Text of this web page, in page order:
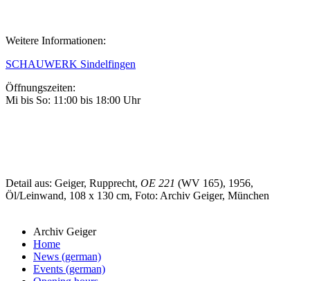
Weitere Informationen:
SCHAUWERK Sindelfingen
Öffnungszeiten:
Mi bis So: 11:00 bis 18:00 Uhr
Detail aus: Geiger, Rupprecht, OE 221 (WV 165), 1956,
Öl/Leinwand, 108 x 130 cm, Foto: Archiv Geiger, München
Archiv Geiger
Home
News (german)
Events (german)